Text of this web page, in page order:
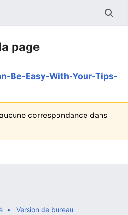
page
Be-Easy-With-Your-Tips-
correspondance dans
Version de bureau